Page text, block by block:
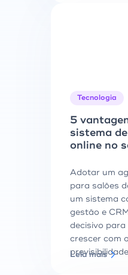
Tecnologia
5
sistema
online no
Adotar um
para salões
um sistema
gestão e
decisivo para
crescer com
Leia mais